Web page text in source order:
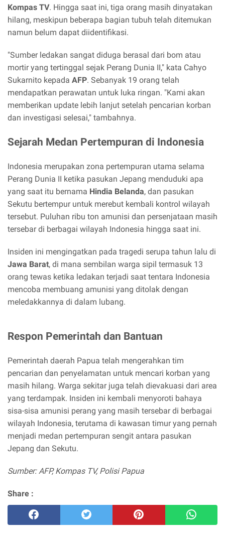
Kompas TV. Hingga saat ini, tiga orang masih dinyatakan
hilang, meskipun beberapa bagian tubuh telah ditemukan
namun belum dapat diidentifikasi.
"Sumber ledakan sangat diduga berasal dari bom atau
mortir yang tertinggal sejak Perang Dunia II," kata Cahyo
Sukarnito kepada AFP. Sebanyak 19 orang telah
mendapatkan perawatan untuk luka ringan. "Kami akan
memberikan update lebih lanjut setelah pencarian korban
dan investigasi selesai," tambahnya.
Sejarah Medan Pertempuran di Indonesia
Indonesia merupakan zona pertempuran utama selama
Perang Dunia II ketika pasukan Jepang menduduki apa
yang saat itu bernama Hindia Belanda, dan pasukan
Sekutu bertempur untuk merebut kembali kontrol wilayah
tersebut. Puluhan ribu ton amunisi dan persenjataan masih
tersebar di berbagai wilayah Indonesia hingga saat ini.
Insiden ini mengingatkan pada tragedi serupa tahun lalu di
Jawa Barat, di mana sembilan warga sipil termasuk 13
orang tewas ketika ledakan terjadi saat tentara Indonesia
mencoba membuang amunisi yang ditolak dengan
meledakkannya di dalam lubang.
Respon Pemerintah dan Bantuan
Pemerintah daerah Papua telah mengerahkan tim
pencarian dan penyelamatan untuk mencari korban yang
masih hilang. Warga sekitar juga telah dievakuasi dari area
yang terdampak. Insiden ini kembali menyoroti bahaya
sisa-sisa amunisi perang yang masih tersebar di berbagai
wilayah Indonesia, terutama di kawasan timur yang pernah
menjadi medan pertempuran sengit antara pasukan
Jepang dan Sekutu.
Sumber: AFP, Kompas TV, Polisi Papua
Share :